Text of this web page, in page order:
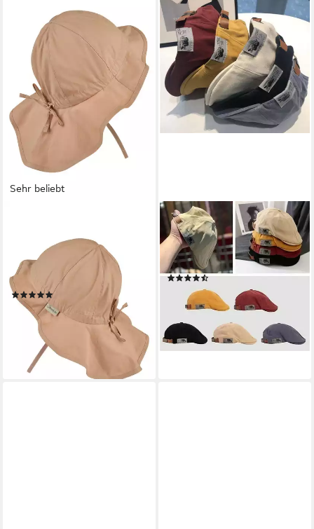
Sehr beliebt
Sonnenhut einfarbig (1-St)
Mütze mit Nackenschutz und
Größenregulierungsband
7,99 € UVP 14,99 €
lieferbar - in 3-4 Werktagen bei dir
OEMMN
Flat Cap Unisex
Schiebermütze mit Shirm
Feldmütze, Gatsby Cap
(4)
20,99 € 30,99 €
-32%
lieferbar - in 5-6 Werktagen bei dir